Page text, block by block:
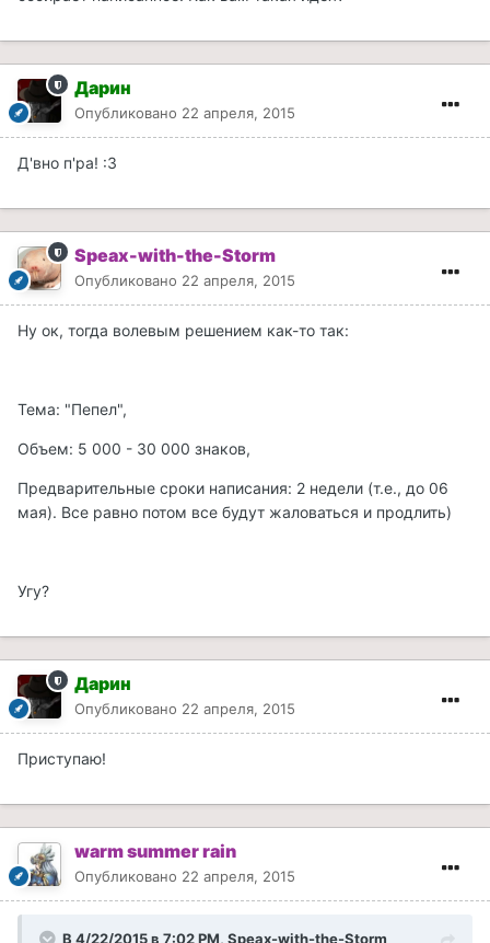
Дарин
Опубликовано 22 апреля, 2015
Д'вно п'ра! :3
Speax-with-the-Storm
Опубликовано 22 апреля, 2015
Ну ок, тогда волевым решением как-то так:
Тема: "Пепел",
Объем: 5 000 - 30 000 знаков,
Предварительные сроки написания: 2 недели (т.е., до 06
мая). Все равно потом все будут жаловаться и продлить)
Угу?
Дарин
Опубликовано 22 апреля, 2015
Приступаю!
warm summer rain
Опубликовано 22 апреля, 2015
В 4/22/2015 в 7:02 PM, Speax-with-the-Storm